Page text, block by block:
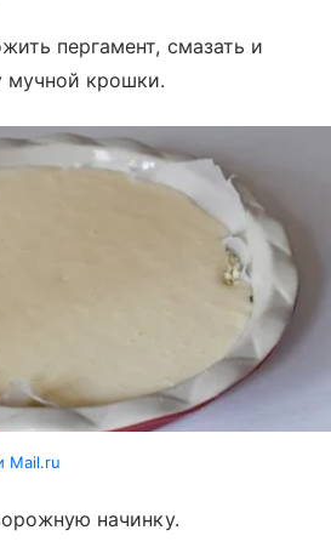
пергамент, смазать и
мучной крошки.
Mail.ru
начинку.